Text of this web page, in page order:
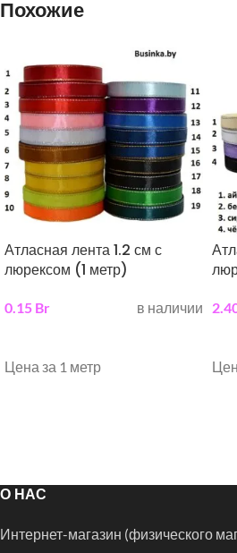
Похожие
Атласная лента 1.2 см с
люрексом (1 метр)
0.15 Br в наличии
Цена за 1 метр
О НАС
Интернет-магазин (физического